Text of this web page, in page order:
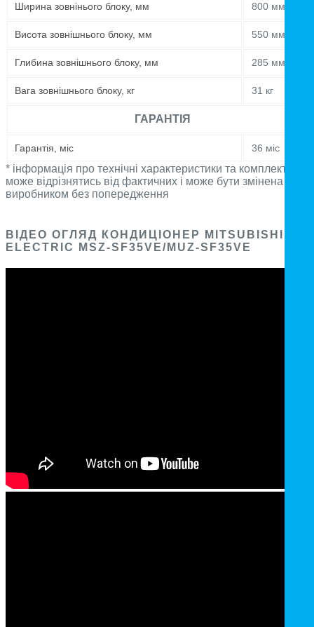
Ширина зовнінього блоку, мм 800 мм
Висота зовнішнього блоку, мм 550 мм
Глибина зовнішнього блоку, мм 285 мм
Вага зовнішнього блоку, кг 31 кг
ГАРАНТІЯ
Гарантія, міс 36 міс
* інформація про технічні характеристики та комплектацію
може відрізнятись від фактичних і може бути змінена
виробником без попередження
ВІДЕО ОГЛЯД КОНДИЦІОНЕР MITSUBISHI
ELECTRIC MSZ-SF35VE/MUZ-SF35VE